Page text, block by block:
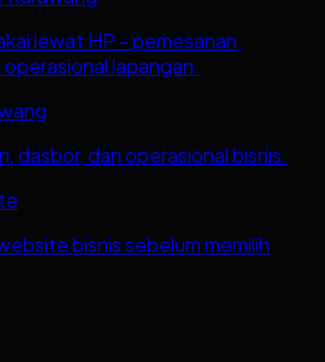
lewat HP - pemesanan,
lapangan.
dasbor, dan operasional bisnis.
bisnis sebelum memilih